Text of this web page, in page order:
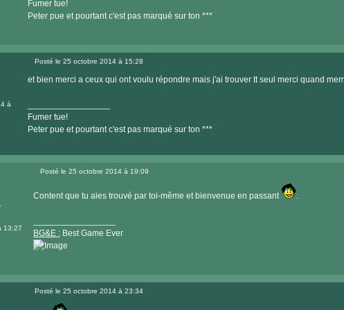
Fumer tue!
Peter pue et pourtant c'est pas marqué sur ton ***
à
Posté le 25 octobre 2014 à 15:28
et bien merci a ceux qui ont voulu répondre mais j'ai trouver tt seul merci quand
Fumer tue!
Peter pue et pourtant c'est pas marqué sur ton ***
13:27
Posté le 25 octobre 2014 à 19:09
Content que tu aies trouvé par toi-même et bienvenue en passant .
BG&E :Best Game Ever
le
site
Posté le 25 octobre 2014 à 23:34